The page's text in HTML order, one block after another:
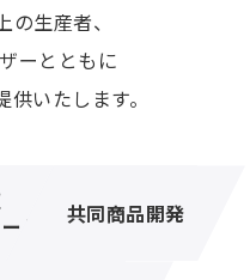
生産者、
ーとともに
いたします。
ド
共同商品開発